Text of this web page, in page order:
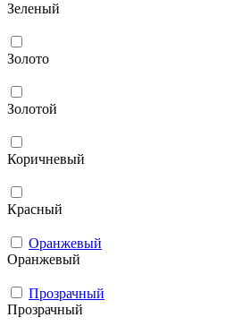
Зеленый
Золото
Золотой
Коричневый
Красный
Оранжевый
Оранжевый
Прозрачный
Прозрачный